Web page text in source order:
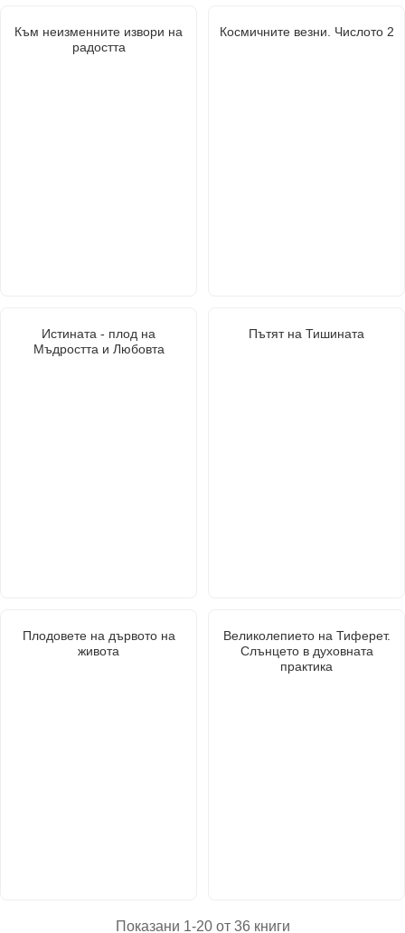
Към неизменните извори на
радостта
Космичните везни. Числото 2
Истината - плод на
Мъдростта и Любовта
Пътят на Тишината
Плодовете на дървото на
живота
Великолепието на Тиферет.
Слънцето в духовната
практика
Показани 1-20 от 36 книги